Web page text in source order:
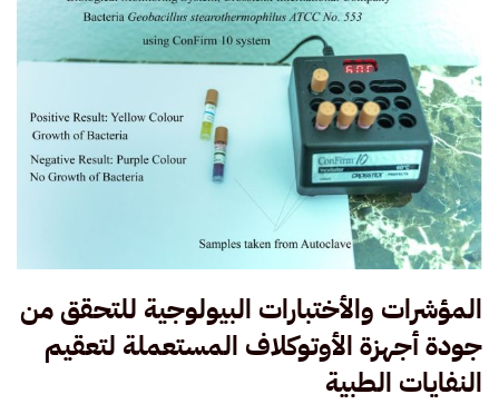
المؤشرات والأختبارات البيولوجية للتحقق من
جودة أجهزة الأوتوكلاف المستعملة لتعقيم
النفايات الطبية